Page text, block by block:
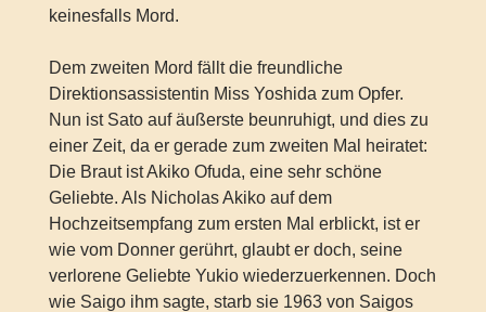
keinesfalls Mord.
Dem zweiten Mord fällt die freundliche
Direktionsassistentin Miss Yoshida zum Opfer.
Nun ist Sato auf äußerste beunruhigt, und dies zu
einer Zeit, da er gerade zum zweiten Mal heiratet:
Die Braut ist Akiko Ofuda, eine sehr schöne
Geliebte. Als Nicholas Akiko auf dem
Hochzeitsempfang zum ersten Mal erblickt, ist er
wie vom Donner gerührt, glaubt er doch, seine
verlorene Geliebte Yukio wiederzuerkennen. Doch
wie Saigo ihm sagte, starb sie 1963 von Saigos